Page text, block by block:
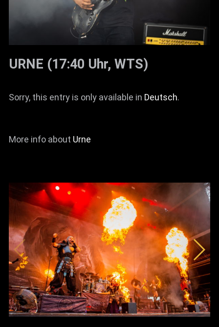
URNE (17:40 Uhr, WTS)
Sorry, this entry is only available in Deutsch.
More info about Urne